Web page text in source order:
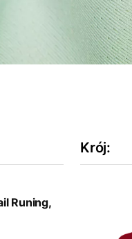
Runing,
Krój: